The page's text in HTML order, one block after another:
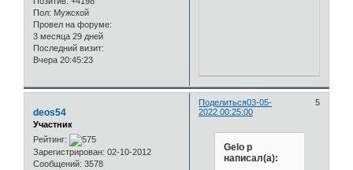
Пол: Мужской
Провел на форуме:
3 месяца 29 дней
Последний визит:
Вчера 20:45:23
Поделиться 5
03-05-
2022 00:25:00
deos54
Участник
Рейтинг:
Зарегистрирован: 02-10-2012
Сообщений: 3578
Gelo p
написал(а):